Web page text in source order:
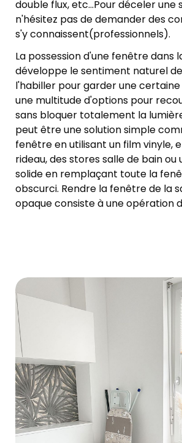
double flux, etc...Pour déceler une
n'hésitez pas de demander des
s'y connaissent(professionnels).
La possession d'une fenêtre dans
développe le sentiment naturel
l'habiller pour garder une
une multitude d'options pour
sans bloquer totalement la
peut être une solution simple
fenêtre en utilisant un film vinyle,
rideau, des stores salle de bain ou
solide en remplaçant toute la
obscurci. Rendre la fenêtre de la
opaque consiste à une opération